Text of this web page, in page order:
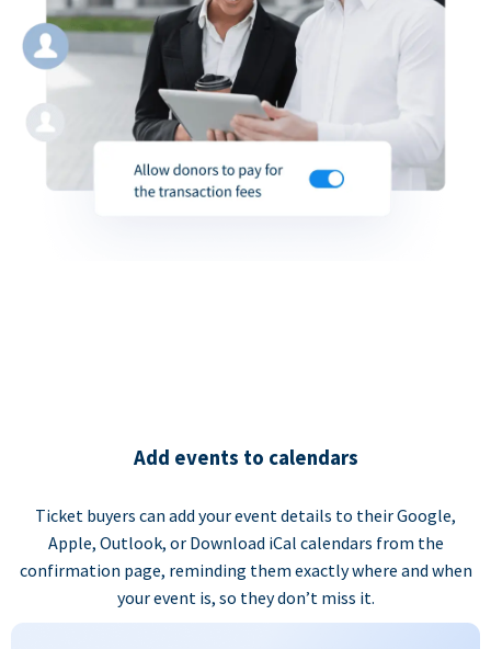
Add events to calendars
Ticket buyers can add your event details to their Google,
Apple, Outlook, or Download iCal calendars from the
confirmation page, reminding them exactly where and when
your event is, so they don’t miss it.